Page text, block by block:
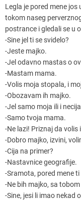
Legla je pored mene jos
tokom naseg
postrance i gledali se u
-Sine jel ti se svidelo?
-Jeste majko.
-Jel odavno mastas o
-Mastam mama.
-Volis moja stopala, i
-Obozavam ih majko.
-Jel samo moja ili i
-Samo tvoja mama.
-Ne lazi! Priznaj da
-Dobro majko, izvini,
-Cija na primer?
-Nastavnice geografije.
-Sramota, pored mene
-Ne bih majko, sa
-Sine, jesi li imao nekad